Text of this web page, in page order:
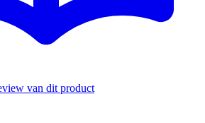
van dit product